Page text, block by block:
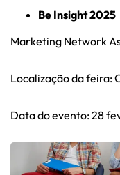
Be Insight 2025
Marketing Network
Localização da feira:
Data do evento: 28